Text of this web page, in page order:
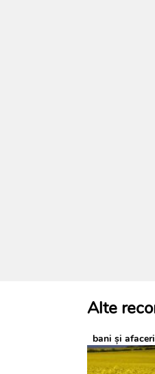
Alte
bani și afaceri